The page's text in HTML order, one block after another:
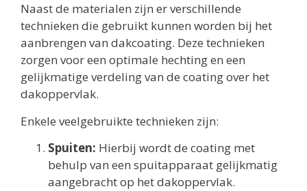
Naast de materialen zijn er verschillende
technieken die gebruikt kunnen worden bij het
aanbrengen van dakcoating. Deze technieken
zorgen voor een optimale hechting en een
gelijkmatige verdeling van de coating over het
dakoppervlak.
Enkele veelgebruikte technieken zijn:
Spuiten: Hierbij wordt de coating met
behulp van een spuitapparaat gelijkmatig
aangebracht op het dakoppervlak.